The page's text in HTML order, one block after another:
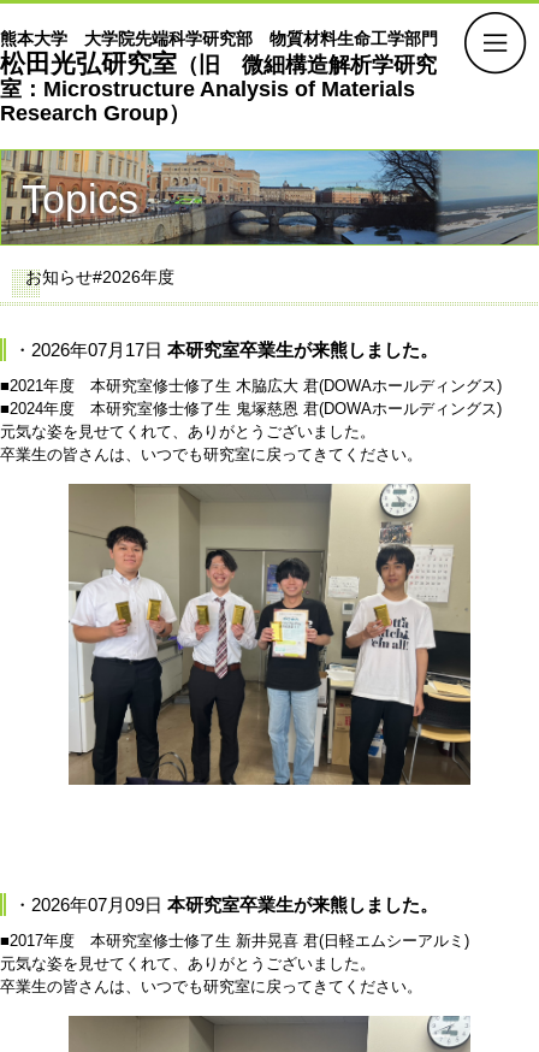
熊本大学 大学院先端科学研究部 物質材料生命工学部門
松田光弘研究室 （旧 微細構造解析学研究
室：Microstructure Analysis of Materials
Research Group）
Topics
お知らせ#2026年度
・2026年07月17日 本研究室卒業生が来熊しました。
■2021年度 本研究室修士修了生 木脇広大 君(DOWAホールディングス)
■2024年度 本研究室修士修了生 鬼塚慈恩 君(DOWAホールディングス)
元気な姿を見せてくれて、ありがとうございました。
卒業生の皆さんは、いつでも研究室に戻ってきてください。
・2026年07月09日 本研究室卒業生が来熊しました。
■2017年度 本研究室修士修了生 新井晃喜 君(日軽エムシーアルミ)
元気な姿を見せてくれて、ありがとうございました。
卒業生の皆さんは、いつでも研究室に戻ってきてください。